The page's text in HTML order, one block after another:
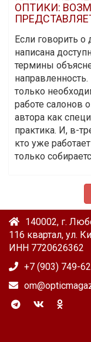
ОПТИКИ:
Если говорить о
написана
термины
только
работе салонов
автора как
практика. И, в-
кто уже
только
140002, г.
116 квартал, ул.
ИНН 7720626362
+7 (903) 749-